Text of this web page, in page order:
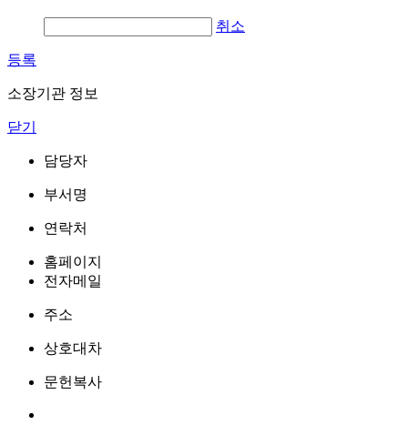
취소
등록
소장기관 정보
닫기
담당자
부서명
연락처
홈페이지
전자메일
주소
상호대차
문헌복사